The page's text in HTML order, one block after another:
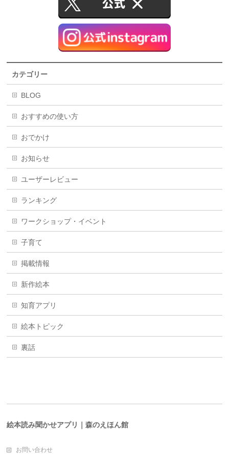
カテゴリー
BLOG
おすすめの使い方
おでかけ
お知らせ
ユーザーレビュー
ランキング
ワークショップ・イベント
子育て
掲載情報
新作絵本
知育アプリ
絵本トピック
裏話
絵本読み聞かせアプリ｜森のえほん館
お問い合わせ